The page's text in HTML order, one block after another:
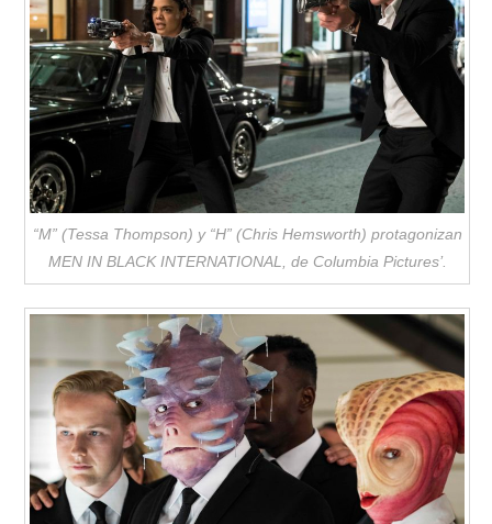
“M” (Tessa Thompson) y “H” (Chris Hemsworth) protagonizan
MEN IN BLACK INTERNATIONAL, de Columbia Pictures’.